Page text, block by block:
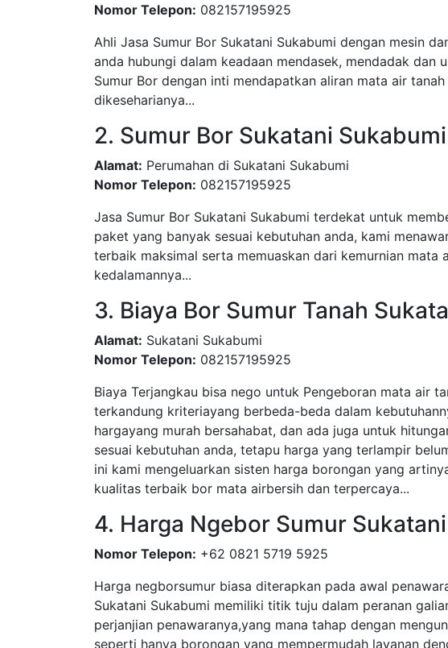
Nomor Telepon: 082157195925
Ahli Jasa Sumur Bor Sukatani Sukabumi dengan mesin
anda hubungi dalam keadaan mendasek, mendadak dan
Sumur Bor dengan inti mendapatkan aliran mata air
dikeseharianya...
2. Sumur Bor Sukatani Sukabumi
Alamat: Perumahan di Sukatani Sukabumi
Nomor Telepon: 082157195925
Jasa Sumur Bor Sukatani Sukabumi terdekat untuk
paket yang banyak sesuai kebutuhan anda, kami
terbaik maksimal serta memuaskan dari kemurnian mata
kedalamannya...
3. Biaya Bor Sumur Tanah
Alamat: Sukatani Sukabumi
Nomor Telepon: 082157195925
Biaya Terjangkau bisa nego untuk Pengeboran mata air
terkandung kriteriayang berbeda-beda dalam
hargayang murah bersahabat, dan ada juga untuk
sesuai kebutuhan anda, tetapu harga yang terlampir
ini kami mengeluarkan sisten harga borongan yang
kualitas terbaik bor mata airbersih dan terpercaya...
4. Harga Ngebor Sumur
Nomor Telepon: +62 0821 5719 5925
Harga negborsumur biasa diterapkan pada awal
Sukatani Sukabumi memiliki titik tuju dalam peranan
perjanjian penawaranya,yang mana tahap dengan
seperti hanya borongan yang mempermudah layanan